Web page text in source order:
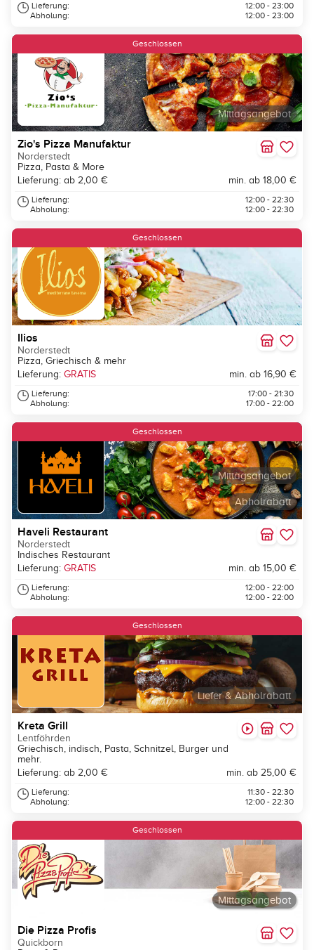
Lieferung:
Abholung:
12:00 - 23:00
12:00 - 23:00
Mittagsangebot
Geschlossen
Zio's Pizza Manufaktur
Norderstedt
Pizza, Pasta & More
Lieferung: ab 2,00 €
min. ab 18,00 €
Lieferung:
Abholung:
12:00 - 22:30
12:00 - 22:30
Geschlossen
Ilios
Norderstedt
Pizza, Griechisch & mehr
Lieferung: GRATIS min. ab 16,90 €
Lieferung:
Abholung:
17:00 - 21:30
17:00 - 22:00
Abholrabatt
Mittagsangebot
Geschlossen
Haveli Restaurant
Norderstedt
Indisches Restaurant
Lieferung: GRATIS min. ab 15,00 €
Lieferung:
Abholung:
12:00 - 22:00
12:00 - 22:00
Liefer & Abholrabatt
Geschlossen
Kreta Grill
Lentföhrden
Griechisch, indisch, Pasta, Schnitzel, Burger und
mehr.
Lieferung: ab 2,00 €
min. ab 25,00 €
Lieferung:
Abholung:
11:30 - 22:30
12:00 - 22:30
Mittagsangebot
Geschlossen
Die Pizza Profis
Quickborn